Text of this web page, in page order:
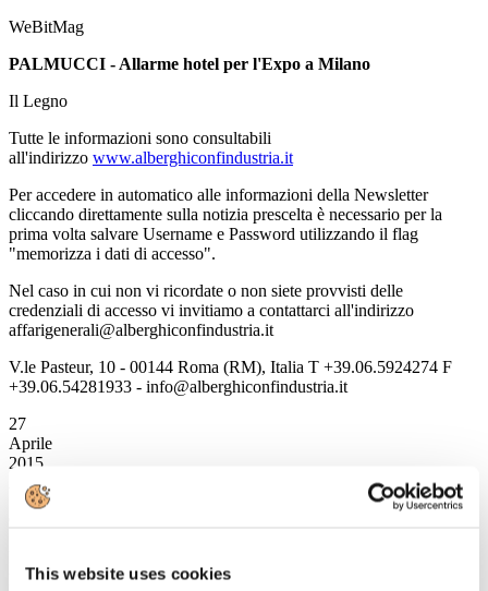
This website uses cookies
WeBitMag
PALMUCCI - Allarme hotel per l'Expo a Milano
Il Legno
Tutte le informazioni sono consultabili
all'indirizzo www.alberghiconfindustria.it
Per accedere in automatico alle informazioni della Newsletter
cliccando direttamente sulla notizia prescelta è necessario per la
prima volta salvare Username e Password utilizzando il flag
"memorizza i dati di accesso".
Nel caso in cui non vi ricordate o non siete provvisti delle
credenziali di accesso vi invitiamo a contattarci all'indirizzo
affarigenerali@alberghiconfindustria.it
V.le Pasteur, 10 - 00144 Roma (RM), Italia T +39.06.5924274 F
+39.06.54281933 - info@alberghiconfindustria.it
27
Aprile
2015
Associazione Italiana Confindustria Alberghi
proposti da booking.com, presenta alcuni seri elementi di criticità.